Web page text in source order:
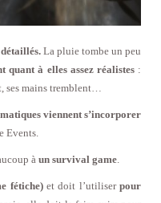
La pluie tombe un peu
quant à elles assez réalistes:
ses mains tremblent…
viennent s’incorporer
Events.
à un survival game.
fétiche)et doit l’utiliserpour